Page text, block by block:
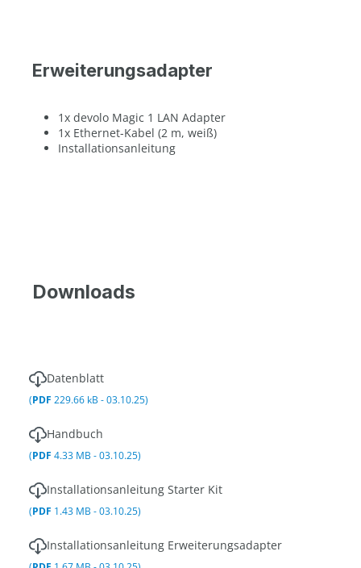
Erweiterungsadapter
1x devolo Magic 1 LAN Adapter
1x Ethernet-Kabel (2 m, weiß)
Installationsanleitung
Downloads
Datenblatt
(PDF 229.66 kB - 03.10.25)
Handbuch
(PDF 4.33 MB - 03.10.25)
Installationsanleitung Starter Kit
(PDF 1.43 MB - 03.10.25)
Installationsanleitung Erweiterungsadapter